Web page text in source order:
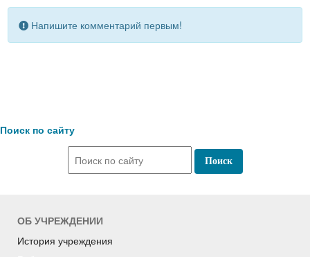
Напишите комментарий первым!
Поиск по сайту
ОБ УЧРЕЖДЕНИИ
История учреждения